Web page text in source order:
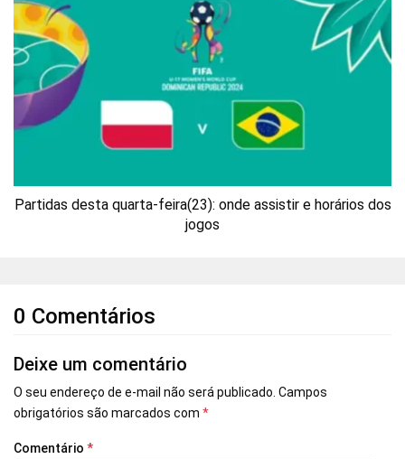
Partidas desta quarta-feira(23): onde assistir e horários dos
jogos
0 Comentários
Deixe um comentário
O seu endereço de e-mail não será publicado. Campos
obrigatórios são marcados com *
Comentário *